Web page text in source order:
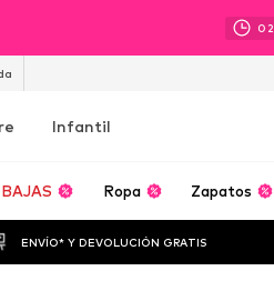
02
Infantil
Ropa Zapatos
ENVÍO* Y DEVOLUCIÓN GRATIS